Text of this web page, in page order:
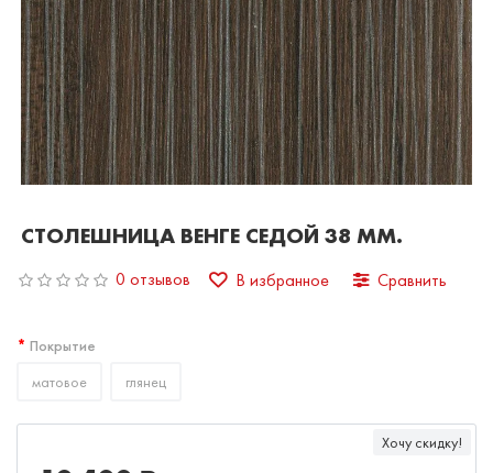
СТОЛЕШНИЦА ВЕНГЕ СЕДОЙ 38 ММ.
0 отзывов В избранное Сравнить
Покрытие
матовое
глянец
Хочу скидку!